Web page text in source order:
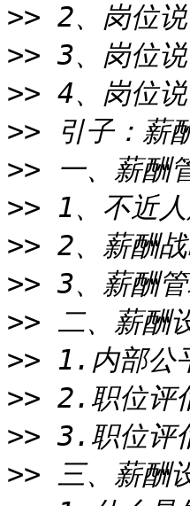
>>
>>
>>
>>
>>
>>
>>
>>
>>
>>
>>
>>
>>